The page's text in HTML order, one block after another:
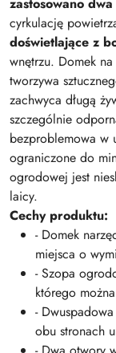
cyrkulację
doświetlające z
wnętrzu. Domek
tworzywa
zachwyca długą
szczególnie
bezproblemowa w
ograniczone do
ogrodowej jest
laicy.
Cechy produktu:
- Domek
miejsca o
- Szopa
którego
-
obu stronach